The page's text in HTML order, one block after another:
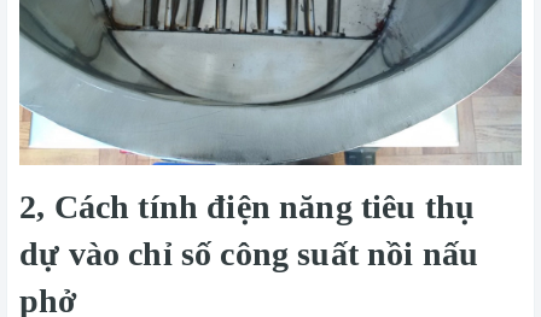
2, Cách tính điện năng tiêu thụ
dự vào chỉ số công suất nồi nấu
phở